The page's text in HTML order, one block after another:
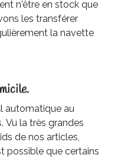
n'être en stock que
les transférer
la navette
automatique au
Vu la très grandes
de nos articles,
possible que certains